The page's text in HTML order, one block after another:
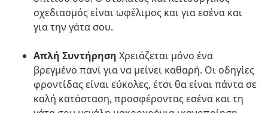
σχεδιασμός είναι ωφέλιμος και για εσένα και
για την γάτα σου.
Απλή Συντήρηση Χρειάζεται μόνο ένα
βρεγμένο πανί για να μείνει καθαρή. Οι οδηγίες
φροντίδας είναι εύκολες, έτσι θα είναι πάντα σε
καλή κατάσταση, προσφέροντας εσένα και τη